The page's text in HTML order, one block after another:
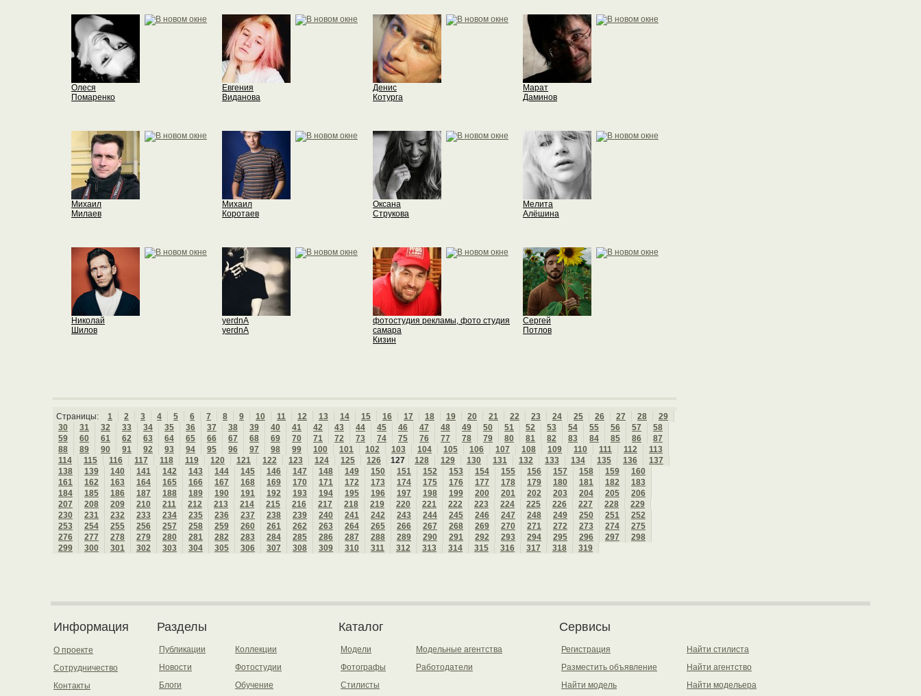
Олеся
Помаренко
Евгения
Виданова
Денис
Котурга
Марат
Даминов
Михаил
Милаев
Михаил
Коротаев
Оксана
Струкова
Мелита
Алёшина
Николай
Шилов
yerdnA
yerdnA
фотостудия рекламы, фото студия
самара
Кизин
Сергей
Потлов
Страницы: 1 2 3 4 5 6 7 8 9 10 11 12 13 14 15 16 17 18 19 20 21 22 23 24 25 26 27 28
29
30
31 32 33 34 35 36 37 38 39 40 41 42 43 44 45 46 47 48 49 50 51 52 53 54 55 56 57
58
59
60 61 62 63 64 65 66 67 68 69 70 71 72 73 74 75 76 77 78 79 80 81 82 83 84 85 86
87
88
89 90 91 92 93 94 95 96 97 98 99 100 101 102 103 104 105 106 107 108 109 110 111 112
113
114
115 116 117 118 119 120 121 122 123 124 125 126 127 128 129 130 131 132 133 134 135 136
137
138
139 140 141 142 143 144 145 146 147 148 149 150 151 152 153 154 155 156 157 158 159
160
161
162 163 164 165 166 167 168 169 170 171 172 173 174 175 176 177 178 179 180 181 182
183
184
185 186 187 188 189 190 191 192 193 194 195 196 197 198 199 200 201 202 203 204 205
206
207
208 209 210 211 212 213 214 215 216 217 218 219 220 221 222 223 224 225 226 227 228
229
230
231 232 233 234 235 236 237 238 239 240 241 242 243 244 245 246 247 248 249 250 251
252
253
254 255 256 257 258 259 260 261 262 263 264 265 266 267 268 269 270 271 272 273 274
275
276
277 278 279 280 281 282 283 284 285 286 287 288 289 290 291 292 293 294 295 296 297
298
299
300 301 302 303 304 305 306 307 308 309 310 311 312 313 314 315 316 317 318 319
Информация
О проекте
Сотрудничество
Контакты
Разделы
Публикации
Новости
Блоги
Коллекции
Фотостудии
Обучение
Каталог
Модели
Фотографы
Стилисты
Модельные агентства
Работодатели
Сервисы
Регистрация
Разместить объявление
Найти модель
Найти стилиста
Найти агентство
Найти модельера